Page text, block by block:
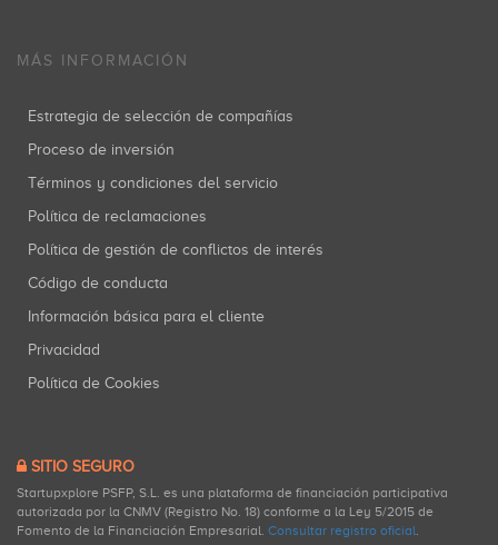
MÁS INFORMACIÓN
Estrategia de selección de compañías
Proceso de inversión
Términos y condiciones del servicio
Política de reclamaciones
Política de gestión de conflictos de interés
Código de conducta
Información básica para el cliente
Privacidad
Política de Cookies
SITIO SEGURO
Startupxplore PSFP, S.L. es una plataforma de financiación participativa
autorizada por la CNMV (Registro No. 18) conforme a la Ley 5/2015 de
Fomento de la Financiación Empresarial. Consultar registro oficial.